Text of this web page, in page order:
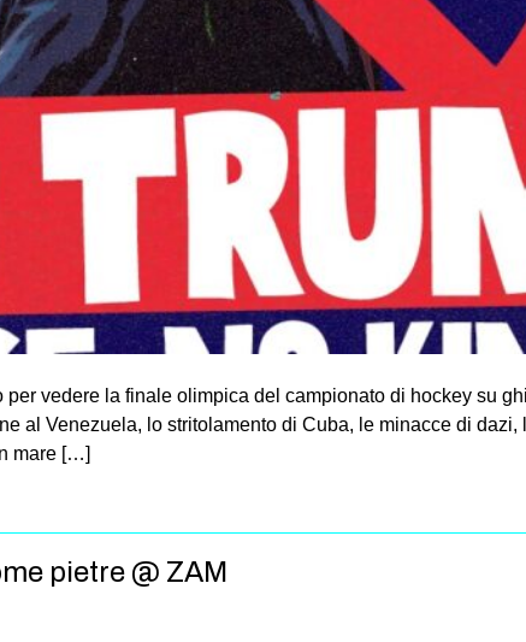
per vedere la finale olimpica del campionato di hockey su
al Venezuela, lo stritolamento di Cuba, le minacce di
mare […]
pietre @ ZAM